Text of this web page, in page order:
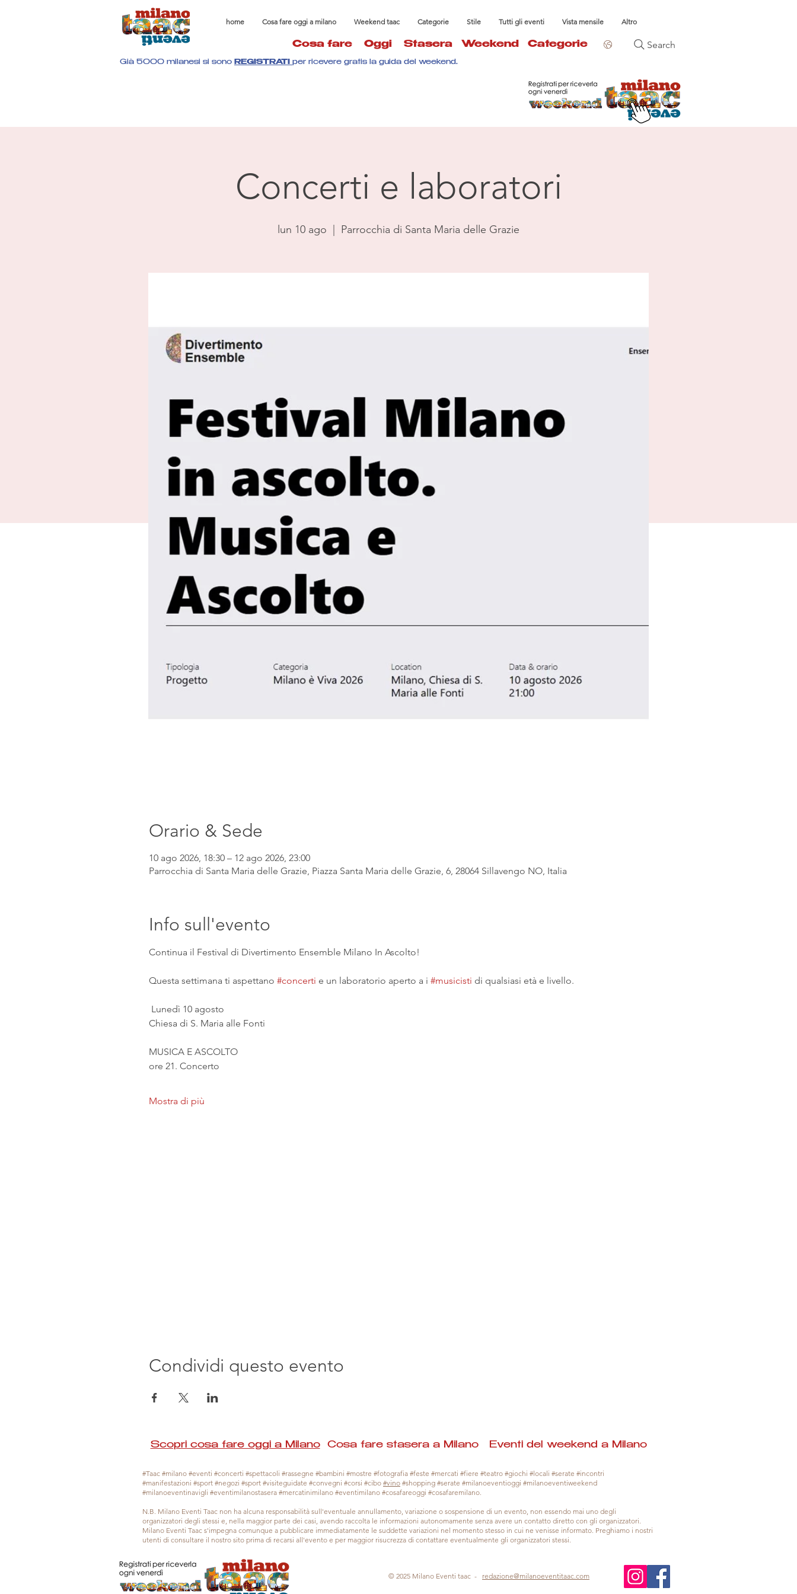
home Cosa fare oggi a milano Weekend taac Categorie Stile Tutti gli eventi Vista mensile Altro
Cosa fare Oggi Stasera Weekend Categorie Search
Già 5000 milanesi si sono REGISTRATI per ricevere gratis la guida del weekend.
Concerti e laboratori
lun 10 ago Parrocchia di Santa Maria delle Grazie
Orario & Sede
10 ago 2026, 18:30 – 12 ago 2026, 23:00
Parrocchia di Santa Maria delle Grazie, Piazza Santa Maria delle Grazie, 6, 28064 Sillavengo NO, Italia
Info sull'evento
Continua il Festival di Divertimento Ensemble Milano In Ascolto!
Questa settimana ti aspettano #concerti e un laboratorio aperto a i #musicisti di qualsiasi età e livello.
Lunedì 10 agosto
Chiesa di S. Maria alle Fonti
MUSICA E ASCOLTO
ore 21. Concerto
Mostra di più
Condividi questo evento
Scopri cosa fare oggi a MilanoCosa fare stasera a Milano Eventi del weekend a Milano
#Taac #milano #eventi #concerti #spettacoli #rassegne #bambini #mostre #fotografia #feste #mercati #fiere #teatro #giochi #locali #serate #incontri
#manifestazioni #sport #negozi #sport #visiteguidate #convegni #corsi #cibo #vino #shopping #serate #milanoeventioggi #milanoeventiweekend
#milanoeventinavigli #eventimilanostasera #mercatinimilano #eventimilano #cosafareoggi #cosafaremilano.
N.B. Milano Eventi Taac non ha alcuna responsabilità sull'eventuale annullamento, variazione o sospensione di un evento, non essendo mai uno degli
organizzatori degli stessi e, nella maggior parte dei casi, avendo raccolta le informazioni autonomamente senza avere un contatto diretto con gli organizzatori.
Milano Eventi Taac s'impegna comunque a pubblicare immediatamente le suddette variazioni nel momento stesso in cui ne venisse informato. Preghiamo i nostri
utenti di consultare il nostro sito prima di recarsi all'evento e per maggior risucrezza di contattare eventualmente gli organizzatori stessi.
© 2025 Milano Eventi taac - redazione@milanoeventitaac.com